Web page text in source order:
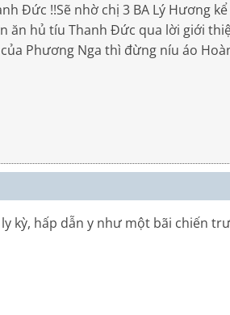
Đức !!Sẽ nhờ chị 3 BA Lý Hương
ăn hủ tíu Thanh Đức qua lời giới
Phương Nga thì đừng níu áo
kỳ, hấp dẫn y như một bãi chiến